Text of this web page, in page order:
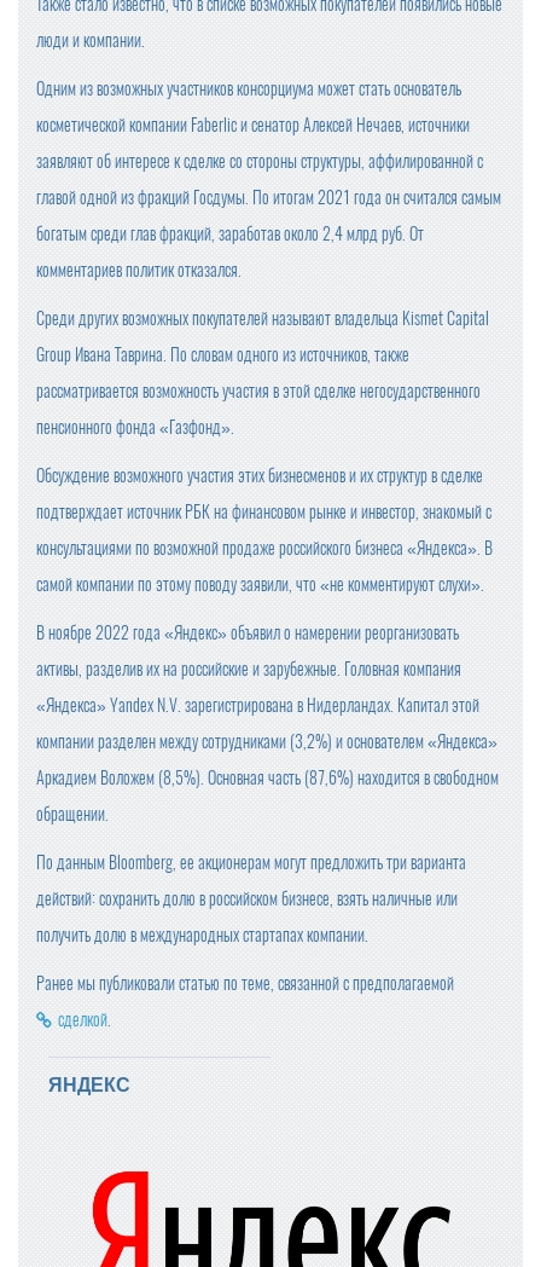
люди и компании.
Одним из возможных участников консорциума может стать основатель
косметической компании Faberlic и сенатор Алексей Нечаев, источники
заявляют об интересе к сделке со стороны структуры, аффилированной с
главой одной из фракций Госдумы. По итогам 2021 года он считался самым
богатым среди глав фракций, заработав около 2,4 млрд руб. От
комментариев политик отказался.
Среди других возможных покупателей называют владельца Kismet Capital
Group Ивана Таврина. По словам одного из источников, также
рассматривается возможность участия в этой сделке негосударственного
пенсионного фонда «Газфонд».
Обсуждение возможного участия этих бизнесменов и их структур в сделке
подтверждает источник РБК на финансовом рынке и инвестор, знакомый с
консультациями по возможной продаже российского бизнеса «Яндекса». В
самой компании по этому поводу заявили, что «не комментируют слухи».
В ноябре 2022 года «Яндекс» объявил о намерении реорганизовать
активы, разделив их на российские и зарубежные. Головная компания
«Яндекса» Yandex N.V. зарегистрирована в Нидерландах. Капитал этой
компании разделен между сотрудниками (3,2%) и основателем «Яндекса»
Аркадием Воложем (8,5%). Основная часть (87,6%) находится в свободном
обращении.
По данным Bloomberg, ее акционерам могут предложить три варианта
действий: сохранить долю в российском бизнесе, взять наличные или
получить долю в международных стартапах компании.
Ранее мы публиковали статью по теме, связанной с предполагаемой
сделкой.
ЯНДЕКС